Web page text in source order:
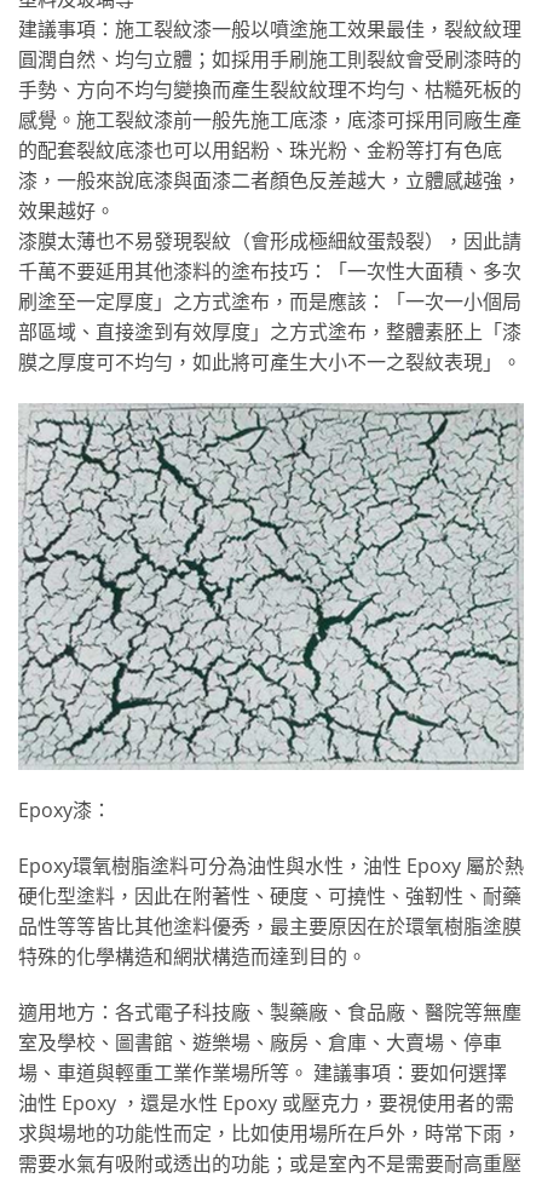
建議事項：施工裂紋漆一般以噴塗施工效果最佳，裂紋紋理
圓潤自然、均勻立體；如採用手刷施工則裂紋會受刷漆時的
手勢、方向不均勻變換而產生裂紋紋理不均勻、枯糙死板的
感覺。施工裂紋漆前一般先施工底漆，底漆可採用同廠生產
的配套裂紋底漆也可以用鋁粉、珠光粉、金粉等打有色底
漆，一般來說底漆與面漆二者顏色反差越大，立體感越強，
效果越好。
漆膜太薄也不易發現裂紋（會形成極細紋蛋殼裂），因此請
千萬不要延用其他漆料的塗布技巧：「一次性大面積、多次
刷塗至一定厚度」之方式塗布，而是應該：「一次一小個局
部區域、直接塗到有效厚度」之方式塗布，整體素胚上「漆
膜之厚度可不均勻，如此將可產生大小不一之裂紋表現」。
Epoxy漆：
Epoxy環氧樹脂塗料可分為油性與水性，油性 Epoxy 屬於熱
硬化型塗料，因此在附著性、硬度、可撓性、強靭性、耐藥
品性等等皆比其他塗料優秀，最主要原因在於環氧樹脂塗膜
特殊的化學構造和網狀構造而達到目的。
適用地方：各式電子科技廠、製藥廠、食品廠、醫院等無塵
室及學校、圖書館、遊樂場、廠房、倉庫、大賣場、停車
場、車道與輕重工業作業場所等。 建議事項：要如何選擇
油性 Epoxy ，還是水性 Epoxy 或壓克力，要視使用者的需
求與場地的功能性而定，比如使用場所在戶外，時常下雨，
需要水氣有吸附或透出的功能；或是室內不是需要耐高重壓